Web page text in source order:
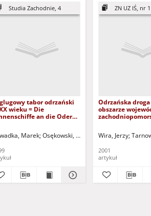
Kołodziejczyk, Urszula - red.
Studia Zachodnie, 4
tabor odrzański
wieku = Die
an die Oder
Marek Osękowski, Czesław (1952- ) - red.
ZN UZ IŚ, nr
Odrzańska
obszarze
pomerania
Wira, Jerzy
2001
artykuł